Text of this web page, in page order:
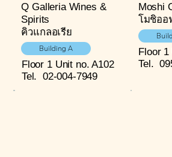
Q Galleria Wines &
Spirits
คิวแกลอเรีย
Building A
Floor 1 Unit no. A102
Tel. 02-004-7949
Moshi
โมชิออ
Floor 1
Tel.